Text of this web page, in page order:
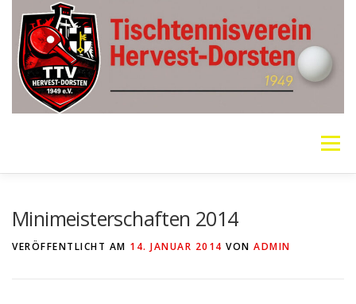
Inhalt
springen
Menü
Minimeisterschaften 2014
VERÖFFENTLICHT AM 14. JANUAR 2014 VON ADMIN